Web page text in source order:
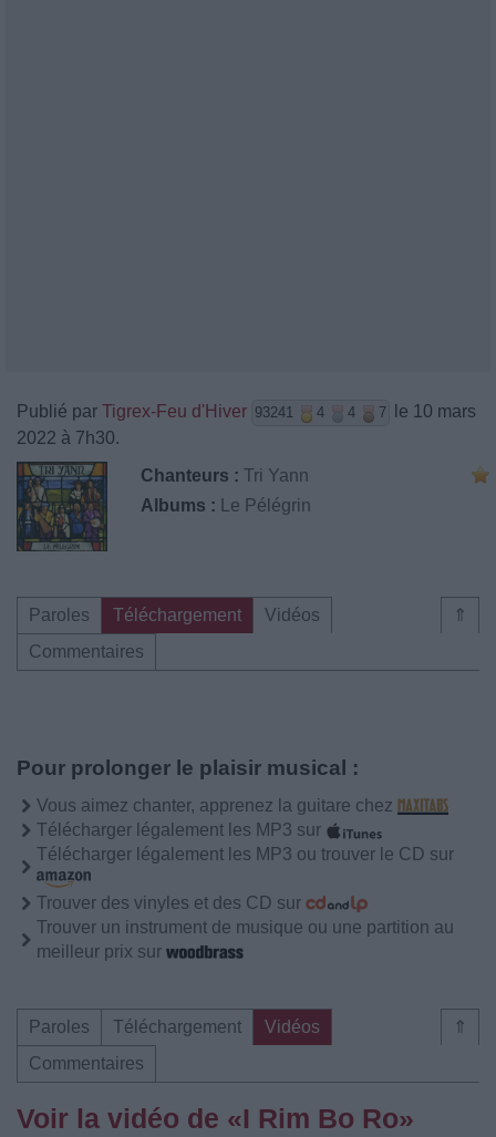
Publié par Tigrex-Feu d'Hiver 93241 4 4 7
le 10 mars
2022 à 7h30.
Chanteurs : Tri Yann
Albums :
Le Pélégrin
⇑
Paroles Téléchargement
Vidéos
Commentaires
Pour prolonger le plaisir musical :
Vous aimez chanter, apprenez la guitare chez
Télécharger légalement les MP3 sur
Télécharger légalement les MP3 ou trouver le CD sur
Trouver des vinyles et des CD sur
Trouver un instrument de musique ou une partition au
meilleur prix sur
⇑
Paroles Téléchargement
Vidéos
Commentaires
Voir la vidéo de «I Rim Bo Ro»